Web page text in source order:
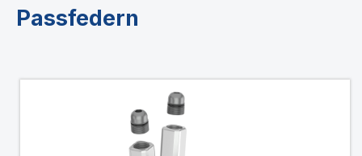
Passfedern
Bildergalerie überspringen